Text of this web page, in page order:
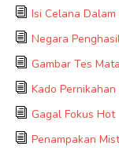
Isi Celana
Negara
Gambar Tes Mata
Kado
Gagal Fokus Hot
Penampakan